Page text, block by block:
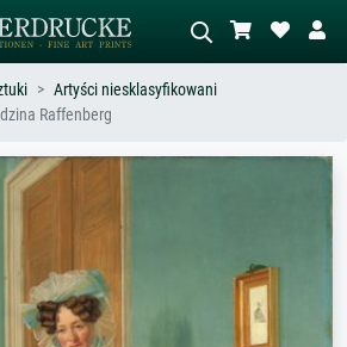
– np.
Artyści niesklasyfikowani
Raffenberg